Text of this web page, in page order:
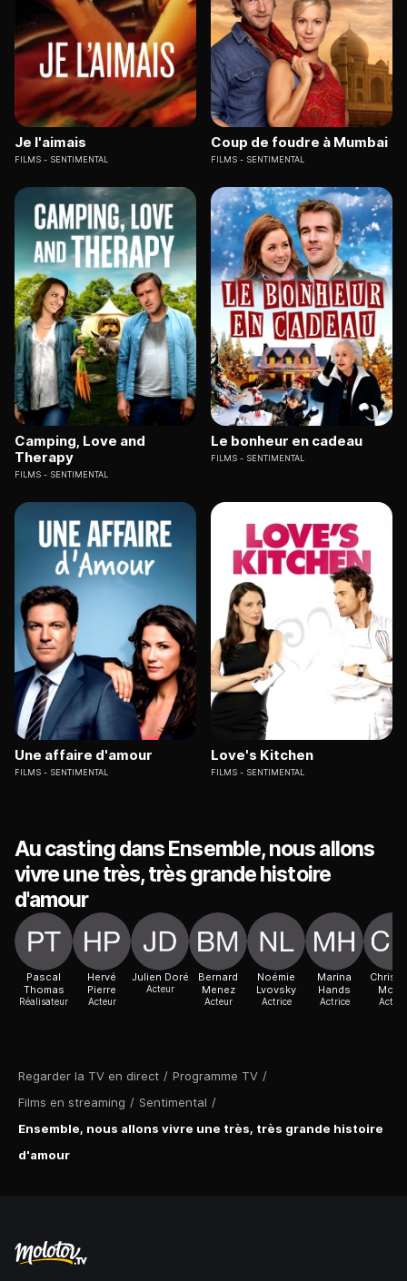
Regarder la TV en direct / Programme TV /
Films en streaming / Sentimental /
Ensemble, nous allons vivre une très, très grande histoire
d'amour
Je l'aimais
FILMS SENTIMENTAL
Coup de foudre à Mumbai
FILMS SENTIMENTAL
Camping, Love and
Therapy
FILMS SENTIMENTAL
Le bonheur en cadeau
FILMS SENTIMENTAL
Une affaire d'amour
FILMS SENTIMENTAL
Love's Kitchen
FILMS SENTIMENTAL
Au casting dans Ensemble, nous allons
vivre une très, très grande histoire
d'amour
Pascal
Thomas
Réalisateur
Hervé
Pierre
Acteur
Julien Doré
Acteur
Bernard
Menez
Acteur
Noémie
Lvovsky
Actrice
Marina
Hands
Actrice
Morin
Acteur